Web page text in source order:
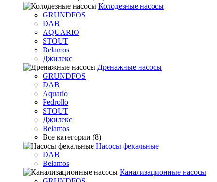
Колодезные насосы
GRUNDFOS
DAB
AQUARIO
STOUT
Belamos
Джилекс
Дренажные насосы
GRUNDFOS
DAB
Aquario
Pedrollo
STOUT
Джилекс
Belamos
Все категории (8)
Насосы фекальные
DAB
Belamos
Канализационные насосы